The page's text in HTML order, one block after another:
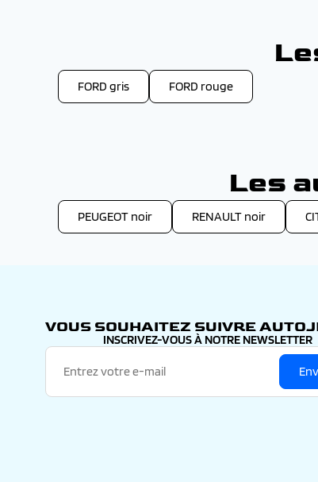
FORD gris FORD rouge
Les
PEUGEOT noir RENAULT noir
VOUS SOUHAITEZ SUIVRE
INSCRIVEZ-VOUS À NOTRE NEWSLETTER